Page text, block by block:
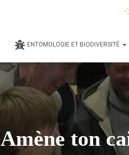
ENTOMOLOGIE ET BIODIVERSITÉ
Amène ton